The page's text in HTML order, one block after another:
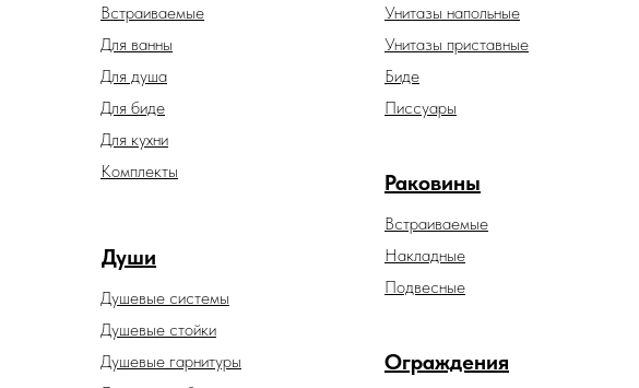
Души
Душевые гарнитуры
Душевые системы
Унитазы напольные
Унитазы приставные
Раковины
Встраиваемые
Накладные
Подвесные
Встраиваемые
Для биде
Для ванны
Для душа
Для кухни
Ограждения
Душевые стойки
Биде
Комплекты
Писсуары